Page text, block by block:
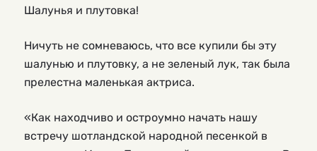
Шалунья и плутовка!
Ничуть не сомневаюсь, что все купили бы эту
шалунью и плутовку, а не зеленый лук, так была
прелестна маленькая актриса.
«Как находчиво и остроумно начать нашу
встречу шотландской народной песенкой в